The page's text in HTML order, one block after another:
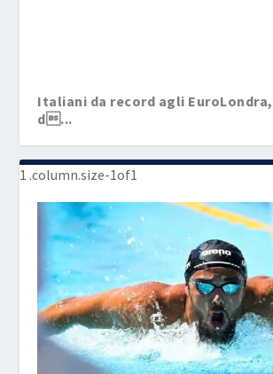
Italiani da record agli
d...